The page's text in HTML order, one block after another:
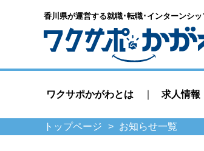
香川県が運営する就職･転職･ インターンシ
ワクサポかがわとは 求人情報
トップページ お知らせ一覧